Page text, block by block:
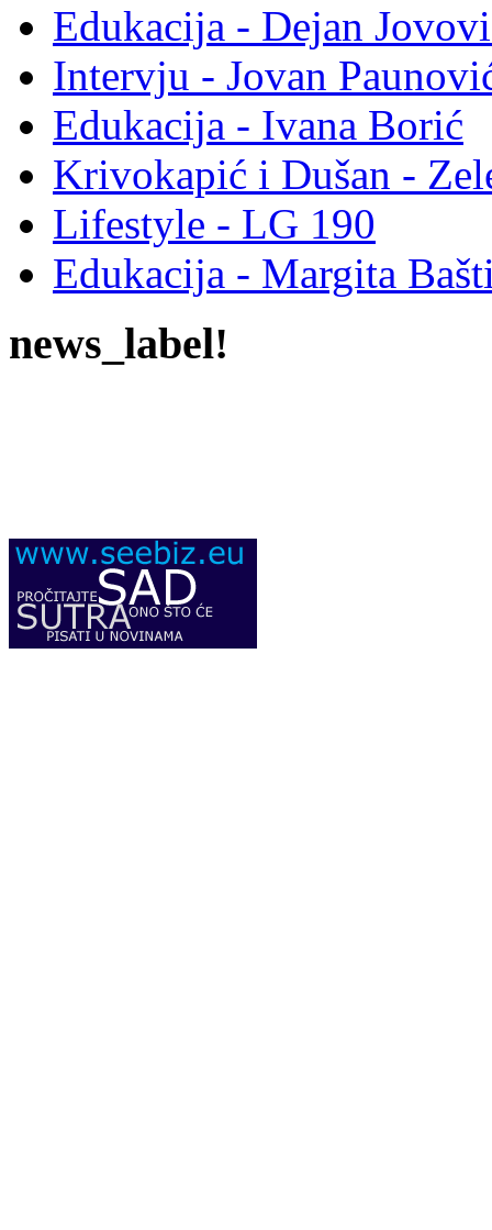
Edukacija - Dejan
Intervju - Jovan
Edukacija - Ivana Borić
Krivokapić i Dušan -
Lifestyle - LG 190
Edukacija - Margita
news_label!